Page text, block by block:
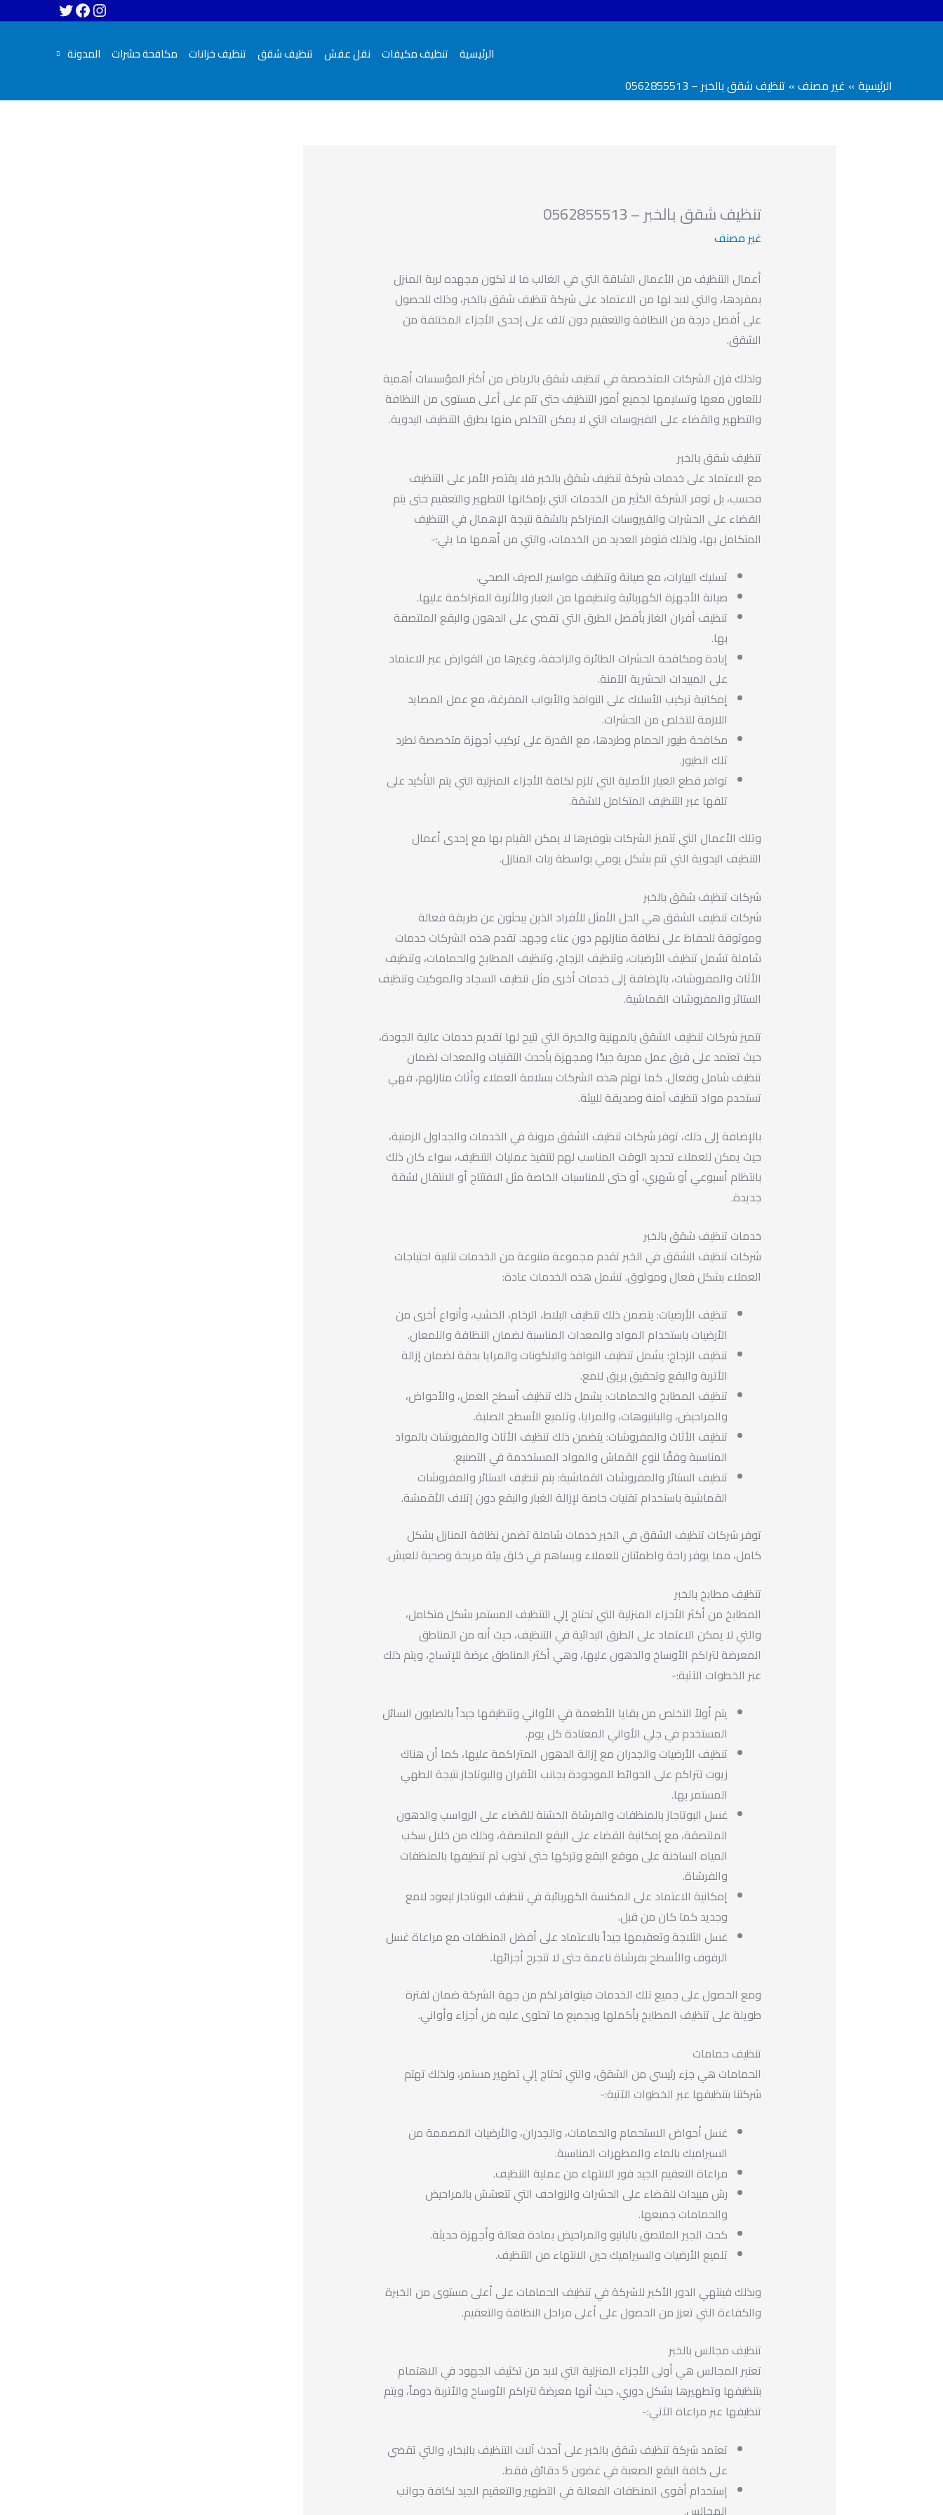
الرئيسية تنظيف مكيفات نقل عفش تنظيف شقق تنظيف خزانات مكافحة حشرات المدونة
الرئيسية غير مصنف تنظيف شقق بالخبر – 0562855513
تنظيف شقق بالخبر – 0562855513
غير مصنف
أعمال التنظيف من الأعمال الشاقة التي في الغالب ما لا تكون مجهده لربة المنزل
بمفردها، والتي لابد لها من الاعتماد على شركة تنظيف شقق بالخبر، وذلك للحصول
على أفضل درجة من النظافة والتعقيم دون تلف على إحدى الأجزاء المختلفة من
الشقق.
ولذلك فإن الشركات المتخصصة في تنظيف شقق بالرياض من أكثر المؤسسات أهمية
للتعاون معها وتسليمها لجميع أمور التنظيف حتى تتم على أعلى مستوى من النظافة
والتطهير والقضاء على الفيروسات التي لا يمكن التخلص منها بطرق التنظيف اليدوية.
تنظيف شقق بالخبر
مع الاعتماد على خدمات شركة تنظيف شقق بالخبر فلا يقتصر الأمر على التنظيف
فحسب، بل توفر الشركة الكثير من الخدمات التي بإمكانها التطهير والتعقيم حتى يتم
القضاء على الحشرات والفيروسات المتراكم بالشقة نتيجة الإهمال في التنظيف
المتكامل بها، ولذلك فتوفر العديد من الخدمات، والتي من أهمها ما يلي:-
تسليك البيارات، مع صيانة وتنظيف مواسير الصرف الصحي.
صيانة الأجهزة الكهربائية وتنظيفها من الغبار والأتربة المتراكمة عليها.
تنظيف أفران الغاز بأفضل الطرق التي تقضي على الدهون والبقع الملتصقة
بها.
إبادة ومكافحة الحشرات الطائرة والزاحفة، وغيرها من القوارض عبر الاعتماد
على المبيدات الحشرية الآمنة.
إمكانية تركيب الأسلاك على النوافذ والأبواب المفرغة، مع عمل المصايد
اللازمة للتخلص من الحشرات.
مكافحة طيور الحمام وطردها، مع القدرة على تركيب أجهزة متخصصة لطرد
تلك الطيور.
توافر قطع الغيار الأصلية التي تلزم لكافة الأجزاء المنزلية التي يتم التأكيد على
تلفها عبر التنظيف المتكامل للشقة.
وتلك الأعمال التي تتميز الشركات بتوفيرها لا يمكن القيام بها مع إحدى أعمال
التنظيف اليدوية التي تتم بشكل يومي بواسطة ربات المنازل.
شركات تنظيف شقق بالخبر
شركات تنظيف الشقق هي الحل الأمثل للأفراد الذين يبحثون عن طريقة فعالة
وموثوقة للحفاظ على نظافة منازلهم دون عناء وجهد. تقدم هذه الشركات خدمات
شاملة تشمل تنظيف الأرضيات، وتنظيف الزجاج، وتنظيف المطابخ والحمامات، وتنظيف
الأثاث والمفروشات، بالإضافة إلى خدمات أخرى مثل تنظيف السجاد والموكيت وتنظيف
الستائر والمفروشات القماشية.
تتميز شركات تنظيف الشقق بالمهنية والخبرة التي تتيح لها تقديم خدمات عالية الجودة،
حيث تعتمد على فرق عمل مدربة جيدًا ومجهزة بأحدث التقنيات والمعدات لضمان
تنظيف شامل وفعال. كما تهتم هذه الشركات بسلامة العملاء وأثاث منازلهم، فهي
تستخدم مواد تنظيف آمنة وصديقة للبيئة.
بالإضافة إلى ذلك، توفر شركات تنظيف الشقق مرونة في الخدمات والجداول الزمنية،
حيث يمكن للعملاء تحديد الوقت المناسب لهم لتنفيذ عمليات التنظيف، سواء كان ذلك
بانتظام أسبوعي أو شهري، أو حتى للمناسبات الخاصة مثل الافتتاح أو الانتقال لشقة
جديدة.
خدمات تنظيف شقق بالخبر
شركات تنظيف الشقق في الخبر تقدم مجموعة متنوعة من الخدمات لتلبية احتياجات
العملاء بشكل فعال وموثوق. تشمل هذه الخدمات عادة:
تنظيف الأرضيات: يتضمن ذلك تنظيف البلاط، الرخام، الخشب، وأنواع أخرى من
الأرضيات باستخدام المواد والمعدات المناسبة لضمان النظافة واللمعان.
تنظيف الزجاج: يشمل تنظيف النوافذ والبلكونات والمرايا بدقة لضمان إزالة
الأتربة والبقع وتحقيق بريق لامع.
تنظيف المطابخ والحمامات: يشمل ذلك تنظيف أسطح العمل، والأحواض،
والمراحيض، والبانيوهات، والمرايا، وتلميع الأسطح الصلبة.
تنظيف الأثاث والمفروشات: يتضمن ذلك تنظيف الأثاث والمفروشات بالمواد
المناسبة وفقًا لنوع القماش والمواد المستخدمة في التصنيع.
تنظيف الستائر والمفروشات القماشية: يتم تنظيف الستائر والمفروشات
القماشية باستخدام تقنيات خاصة لإزالة الغبار والبقع دون إتلاف الأقمشة.
توفر شركات تنظيف الشقق في الخبر خدمات شاملة تضمن نظافة المنازل بشكل
كامل، مما يوفر راحة واطمئنان للعملاء ويساهم في خلق بيئة مريحة وصحية للعيش.
تنظيف مطابخ بالخبر
المطابخ من أكثر الأجزاء المنزلية التي تحتاج إلي التنظيف المستمر بشكل متكامل،
والتي لا يمكن الاعتماد على الطرق البدائية في التنظيف، حيث أنه من المناطق
المعرضة لتراكم الأوساخ والدهون عليها، وهي أكثر المناطق عرضة للإتساخ، ويتم ذلك
عبر الخطوات الآتية:-
يتم أولاً التخلص من بقايا الأطعمة في الأواني وتنظيفها جيداً بالصابون السائل
المستخدم في جلي الأواني المعتادة كل يوم.
تنظيف الأرضيات والجدران مع إزالة الدهون المتراكمة عليها، كما أن هناك
زيوت تتراكم على الحوائط الموجودة بجانب الأفران والبوتاجاز نتيجة الطهي
المستمر بها.
غسل البوتاجاز بالمنظفات والفرشاة الخشنة للقضاء على الرواسب والدهون
الملتصقة، مع إمكانية القضاء على البقع الملتصقة، وذلك من خلال سكب
المياه الساخنة على موقع البقع وتركها حتى تذوب ثم تنظيفها بالمنظفات
والفرشاة.
إمكانية الاعتماد على المكنسة الكهربائية في تنظيف البوتاجاز ليعود لامع
وجديد كما كان من قبل.
غسل الثلاجة وتعقيمها جيداً بالاعتماد على أفضل المنظفات مع مراعاة غسل
الرفوف والأسطح بفرشاة ناعمة حتى لا تتجرح أجزائها.
ومع الحصول على جميع تلك الخدمات فيتوافر لكم من جهة الشركة ضمان لفترة
طويلة على تنظيف المطابخ بأكملها وبجميع ما تحتوى عليه من أجزاء وأواني.
تنظيف حمامات
الحمامات هي جزء رئيسي من الشقق، والتي تحتاج إلي تطهير مستمر، ولذلك تهتم
شركتنا بتنظيفها عبر الخطوات الآتية:-
غسل أحواض الاستحمام والحمامات، والجدران، والأرضيات المصممة من
السيراميك بالماء والمطهرات المناسبة.
مراعاة التعقيم الجيد فور الانتهاء من عملية التنظيف.
رش مبيدات للقضاء على الحشرات والزواحف التي تتعشش بالمراحيض
والحمامات جميعها.
كحت الجير الملتصق بالبانيو والمراحيض بمادة فعالة وأجهزة حديثة.
تلميع الأرضيات والسيراميك حين الانتهاء من التنظيف.
وبذلك فينتهي الدور الأكبر للشركة في تنظيف الحمامات على أعلى مستوى من الخبرة
والكفاءة التي تعزز من الحصول على أعلى مراحل النظافة والتعقيم.
تنظيف مجالس بالخبر
تعتبر المجالس هي أولى الأجزاء المنزلية التي لابد من تكثيف الجهود في الاهتمام
بتنظيفها وتطهيرها بشكل دوري، حيث أنها معرضة لتراكم الأوساخ والأتربة دوماً، ويتم
تنظيفها عبر مراعاة الآتي:-
تعتمد شركة تنظيف شقق بالخبر على أحدث آلات التنظيف بالبخار، والتي تقضي
على كافة البقع الصعبة في غضون 5 دقائق فقط.
إستخدام أقوى المنظفات الفعالة في التطهير والتعقيم الجيد لكافة جوانب
المجالس.